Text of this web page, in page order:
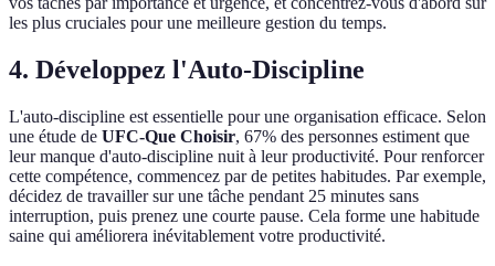
les plus cruciales pour une meilleure gestion du temps.
4. Développez l'Auto-Discipline
L'auto-discipline est essentielle pour une organisation efficace. Selon
une étude de UFC-Que Choisir, 67% des personnes estiment que
leur manque d'auto-discipline nuit à leur productivité. Pour renforcer
cette compétence, commencez par de petites habitudes. Par exemple,
décidez de travailler sur une tâche pendant 25 minutes sans
interruption, puis prenez une courte pause. Cela forme une habitude
saine qui améliorera inévitablement votre productivité.